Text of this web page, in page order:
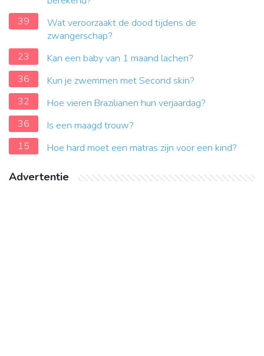
39
Wat veroorzaakt de dood tijdens de
zwangerschap?
23
Kan een baby van 1 maand lachen?
36
Kun je zwemmen met Second skin?
32
Hoe vieren Brazilianen hun verjaardag?
36
Is een maagd trouw?
15
Hoe hard moet een matras zijn voor een kind?
Advertentie